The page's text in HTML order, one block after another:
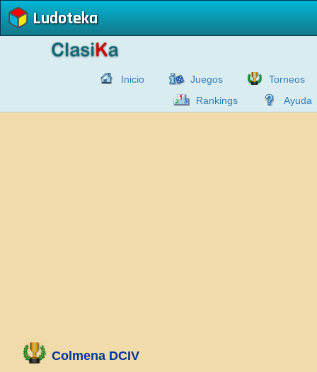
Ludoteka
Inicio Juegos
Torneos
Rankings
Ayuda
Colmena DCIV